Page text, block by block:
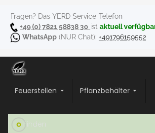
Fragen? Das YERD Service-Telefon
+49 (0) 7821 58838 30 ist aktuell
WhatsApp (NUR Chat): +491796159552
Feuerstellen Pflanzbehälter